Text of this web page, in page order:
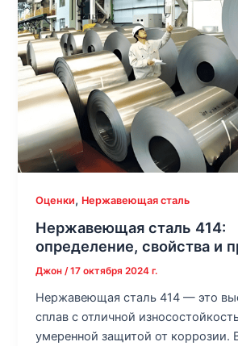
Оценки, Нержавеющая сталь
Нержавеющая сталь 414:
определение, свойства и
Джон/17 октября 2024 г.
Нержавеющая сталь 414 — это
сплав с отличной
умеренной защитой от коррозии.